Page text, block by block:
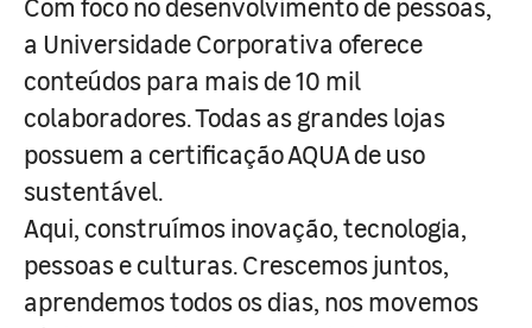
a Universidade Corporativa oferece
conteúdos para mais de 10 mil
colaboradores. Todas as grandes lojas
possuem a certificação AQUA de uso
sustentável.
Aqui, construímos inovação, tecnologia,
pessoas e culturas. Crescemos juntos,
aprendemos todos os dias, nos movemos